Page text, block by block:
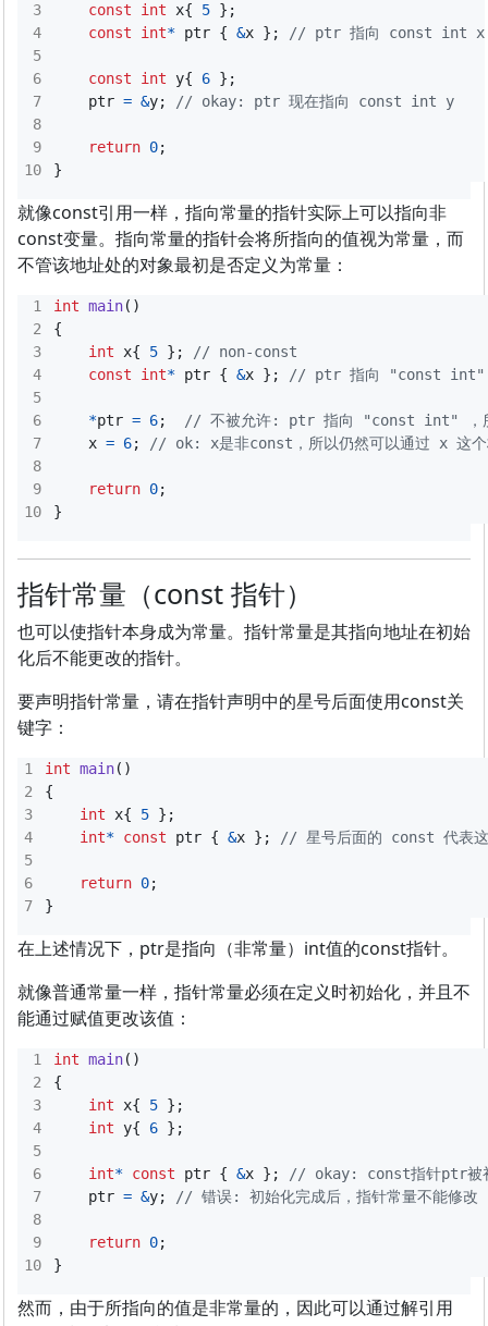
3
4
5
6
7
8
9
10
const
int x{ 5 };
const
int* ptr { &x };
const int y{ 6 };
ptr = &y;
return 0;
}
就像const引用一样，指向常量的指针实际上可以指向非
const变量。指向常量的指针会将所指向的值视为常量，而
不管该地址处的对象最初是否定义为常量：
3
4
5
6
7
8
9
10
int main()
{
int
x{ 5 };
const
int* ptr { &x };
*ptr = 6;
x = 6;
return 0;
}
指针常量（const 指针）
也可以使指针本身成为常量。指针常量是其指向地址在初始
化后不能更改的指针。
要声明指针常量，请在指针声明中的星号后面使用const关
键字：
3
4
5
6
7
int main()
{
int
x{ 5 };
int* const ptr { &x };
return 0;
}
在上述情况下，ptr是指向（非常量）int值的const指针。
就像普通常量一样，指针常量必须在定义时初始化，并且不
能通过赋值更改该值：
3
4
5
6
7
8
9
10
int main()
{
int
x{ 5 };
int
y{ 6 };
int* const ptr { &x };
ptr = &y;
return 0;
}
然而，由于所指向的值是非常量的，因此可以通过解引用